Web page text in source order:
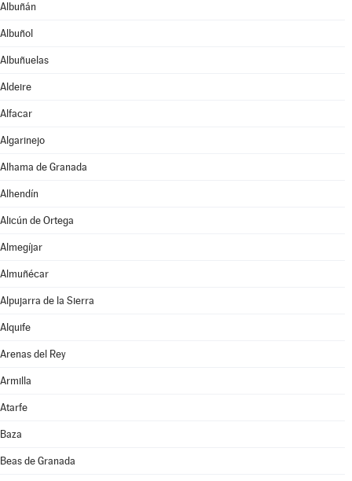
Albuñán
Albuñol
Albuñuelas
Aldeire
Alfacar
Algarinejo
Alhama de Granada
Alhendín
Alicún de Ortega
Almegíjar
Almuñécar
Alpujarra de la Sierra
Alquife
Arenas del Rey
Armilla
Atarfe
Baza
Beas de Granada